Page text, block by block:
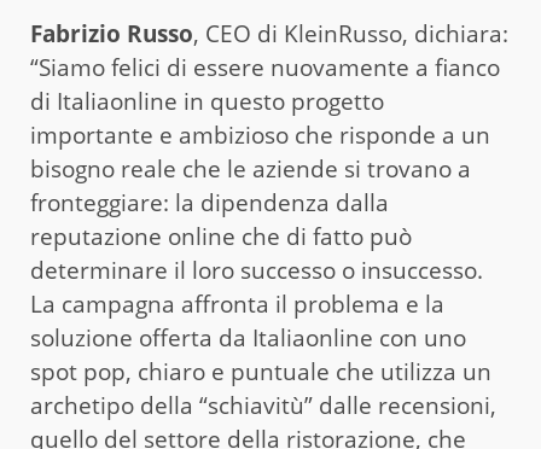
Fabrizio Russo, CEO di KleinRusso, dichiara:
“Siamo felici di essere nuovamente a fianco
di Italiaonline in questo progetto
importante e ambizioso che risponde a un
bisogno reale che le aziende si trovano a
fronteggiare: la dipendenza dalla
reputazione online che di fatto può
determinare il loro successo o insuccesso.
La campagna affronta il problema e la
soluzione offerta da Italiaonline con uno
spot pop, chiaro e puntuale che utilizza un
archetipo della “schiavitù” dalle recensioni,
quello del settore della ristorazione, che